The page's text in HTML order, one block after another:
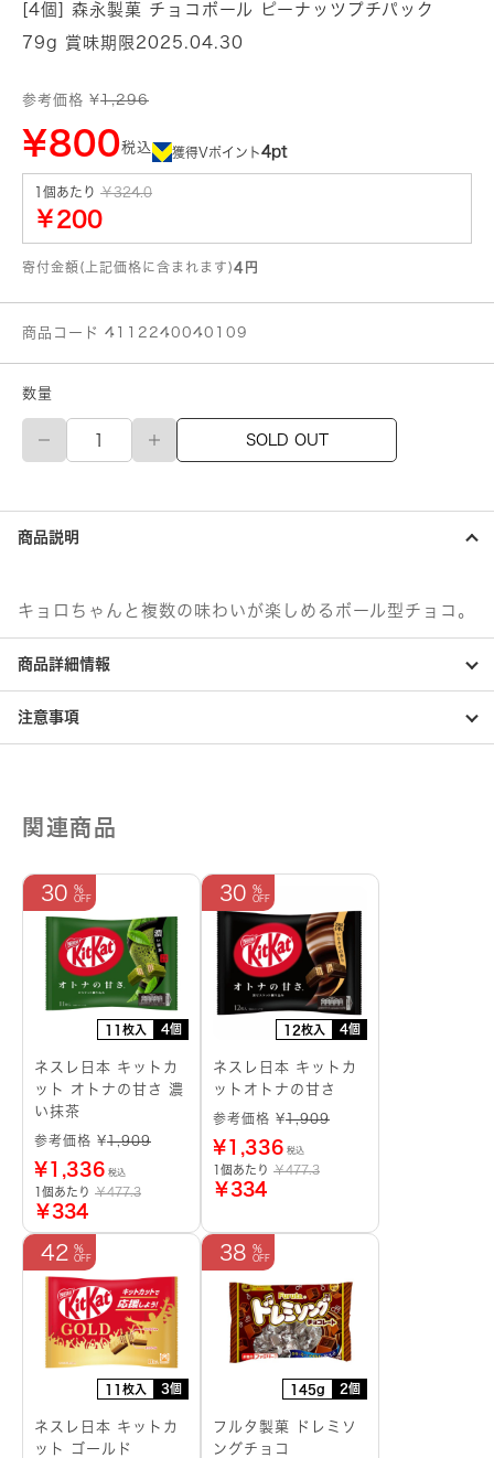
[4個] 森永製菓 チョコボール ピーナッツプチパック
79g 賞味期限2025.04.30
参考価格 ¥1,296
¥800税込 獲得Vポイント4pt
1個あたり ￥324.0
￥200
寄付金額(上記価格に含まれます)4円
商品コード 4112240040109
数量
森
製
チ
ョ
コ
ル
ナ
ツ
プ
チ
個
SOLD OUT
商品説明
キョロちゃんと複数の味わいが楽しめるボール型チョコ。
商品詳細情報
注意事項
関連商品
11枚入 4個
30
ネスレ日本 キットカ
ット オトナの甘さ 濃
い抹茶
参考価格 ¥1,909
¥1,336 税込
1個あたり ￥477.3
￥334
12枚入 4個
30
ネスレ日本 キットカ
ットオトナの甘さ
参考価格 ¥1,909
¥1,336 税込
1個あたり ￥477.3
￥334
11枚入 3個
42
ネスレ日本 キットカ
ット ゴールド
145g 2個
38
フルタ製菓 ドレミソ
ングチョコ